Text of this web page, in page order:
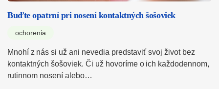
Buďte opatrní pri nosení kontaktných šošoviek
ochorenia
Mnohí z nás si už ani nevedia predstaviť svoj život bez
kontaktných šošoviek. Či už hovoríme o ich každodennom,
rutinnom nosení alebo…